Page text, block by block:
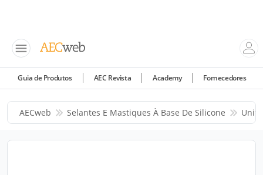
Guia de Produtos AEC Revista Academy Fornecedores
AECweb Selantes E Mastiques À Base De Silicone Unifix